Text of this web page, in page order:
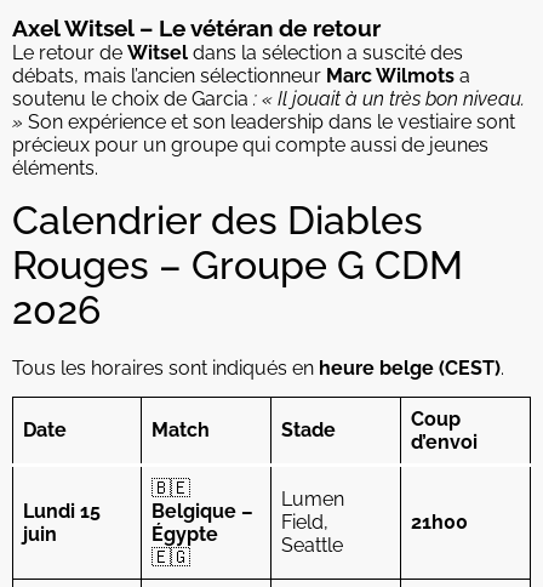
Axel Witsel – Le vétéran de retour
Le retour de Witsel dans la sélection a suscité des
débats, mais l’ancien sélectionneur Marc Wilmots a
soutenu le choix de Garcia : « Il jouait à un très bon niveau.
» Son expérience et son leadership dans le vestiaire sont
précieux pour un groupe qui compte aussi de jeunes
éléments.
Calendrier des Diables
Rouges – Groupe G CDM
2026
Tous les horaires sont indiqués en heure belge (CEST).
Date Match Stade
Coup
d’envoi
Lundi 15
juin
🇧🇪
Belgique –
Égypte
🇪🇬
Lumen
Field,
Seattle
21h00